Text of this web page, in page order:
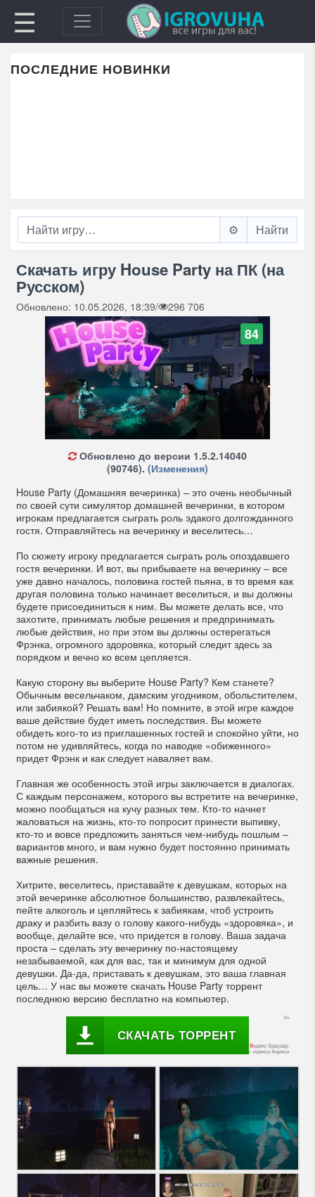
☰
ПОСЛЕДНИЕ НОВИНКИ
⚙️
Скачать игру House Party на ПК (на
Русском)
Обновлено: 10.05.2026, 18:39/ 296 706
84
Обновлено до версии 1.5.2.14040
(90746). (Изменения)
House Party (Домашняя вечеринка) – это очень необычный
по своей сути симулятор домашней вечеринки, в котором
игрокам предлагается сыграть роль эдакого долгожданного
гостя. Отправляйтесь на вечеринку и веселитесь…
По сюжету игроку предлагается сыграть роль опоздавшего
гостя вечеринки. И вот, вы прибываете на вечеринку – все
уже давно началось, половина гостей пьяна, в то время как
другая половина только начинает веселиться, и вы должны
будете присоединиться к ним. Вы можете делать все, что
захотите, принимать любые решения и предпринимать
любые действия, но при этом вы должны остерегаться
Фрэнка, огромного здоровяка, который следит здесь за
порядком и вечно ко всем цепляется.
Какую сторону вы выберите House Party? Кем станете?
Обычным весельчаком, дамским угодником, обольстителем,
или забиякой? Решать вам! Но помните, в этой игре каждое
ваше действие будет иметь последствия. Вы можете
обидеть кого-то из приглашенных гостей и спокойно уйти, но
потом не удивляйтесь, когда по наводке «обиженного»
придет Фрэнк и как следует наваляет вам.
Главная же особенность этой игры заключается в диалогах.
С каждым персонажем, которого вы встретите на вечеринке,
можно пообщаться на кучу разных тем. Кто-то начнет
жаловаться на жизнь, кто-то попросит принести выпивку,
кто-то и вовсе предложить заняться чем-нибудь пошлым –
вариантов много, и вам нужно будет постоянно принимать
важные решения.
Хитрите, веселитесь, приставайте к девушкам, которых на
этой вечеринке абсолютное большинство, развлекайтесь,
пейте алкоголь и цепляйтесь к забиякам, чтоб устроить
драку и разбить вазу о голову какого-нибудь «здоровяка», и
вообще, делайте все, что придется в голову. Ваша задача
проста – сделать эту вечеринку по-настоящему
незабываемой, как для вас, так и минимум для одной
девушки. Да-да, приставать к девушкам, это ваша главная
цель… У нас вы можете скачать House Party торрент
последнюю версию бесплатно на компьютер.
СКАЧАТЬ ТОРРЕНТ